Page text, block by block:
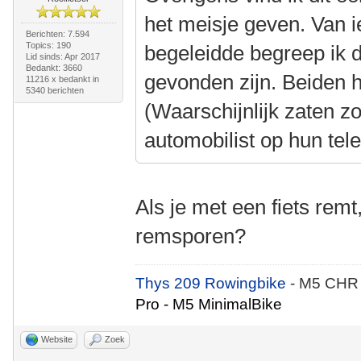
Berichten: 7.594
Topics: 190
Lid sinds: Apr 2017
Bedankt: 3660
11216 x bedankt in
5340 berichten
het meisje geven. Van
begeleidde begreep ik
gevonden zijn. Beiden
(Waarschijnlijk zaten
automobilist op hun
Als je met een fiets
remsporen?
Thys 209 Rowingbike- M5
Pro - M5 MinimalBike
Website Zoek